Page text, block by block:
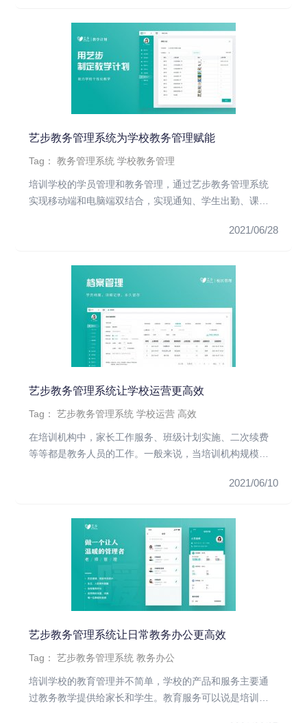
艺步教务管理系统为学校教务管理赋能
Tag：教务管理系统 学校教务管理
培训学校的学员管理和教务管理，通过艺步教务管理系统
实现移动端和电脑端双结合，实现通知、学生出勤、课程
2021/06/28
艺步教务管理系统让学校运营更高效
Tag：艺步教务管理系统 学校运营 高效
在培训机构中，家长工作服务、班级计划实施、二次续费
等等都是教务人员的工作。一般来说，当培训机构规模较
2021/06/10
艺步教务管理系统让日常教务办公更高效
Tag：艺步教务管理系统 教务办公
培训学校的教育管理并不简单，学校的产品和服务主要通
过教务教学提供给家长和学生。教育服务可以说是培训机